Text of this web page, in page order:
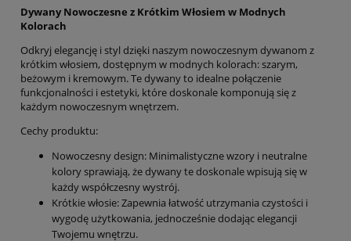
Dywany Nowoczesne z Krótkim Włosiem w Modnych
Kolorach
Odkryj elegancję i styl dzięki naszym nowoczesnym dywanom z
krótkim włosiem, dostępnym w modnych kolorach: szarym,
beżowym i kremowym. Te dywany to idealne połączenie
funkcjonalności i estetyki, które doskonale komponują się z
każdym nowoczesnym wnętrzem.
Cechy produktu:
Nowoczesny design: Minimalistyczne wzory i neutralne
kolory sprawiają, że dywany te doskonale wpisują się w
każdy współczesny wystrój.
Krótkie włosie: Zapewnia łatwość utrzymania czystości i
wygodę użytkowania, jednocześnie dodając elegancji
Twojemu wnętrzu.